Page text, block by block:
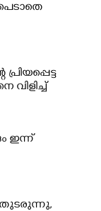
വിളിച്ച്
ഇന്ന്
തുടരുന്നു,​